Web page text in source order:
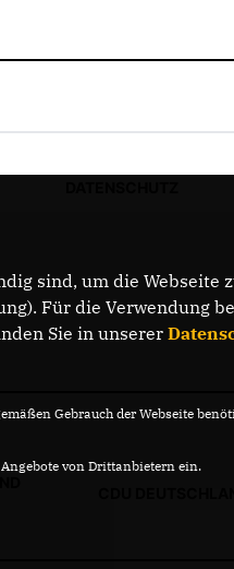
sind, um die
Für die
Sie in unserer
Gebrauch der Webseite
von Drittanbietern ein.